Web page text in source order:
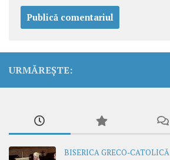
URMĂREȘTE:
BISERICA GRECO-CATOLICĂ